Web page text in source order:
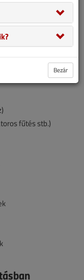
fűtés stb.)
Bezár